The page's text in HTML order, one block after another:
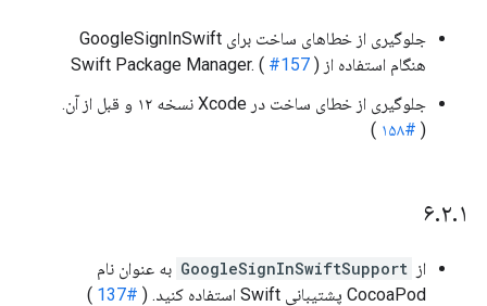
جلوگیری از خطاهای ساخت برای GoogleSignInSwift
هنگام استفاده از Swift Package Manager. (
#157 )
جلوگیری از خطای ساخت در Xcode نسخه ۱۲ و قبل از آن.
( #۱۵۸ )
۶.۲.۱
از GoogleSignInSwiftSupport به عنوان نام
CocoaPod پشتیبانی Swift استفاده کنید. (
#137
)